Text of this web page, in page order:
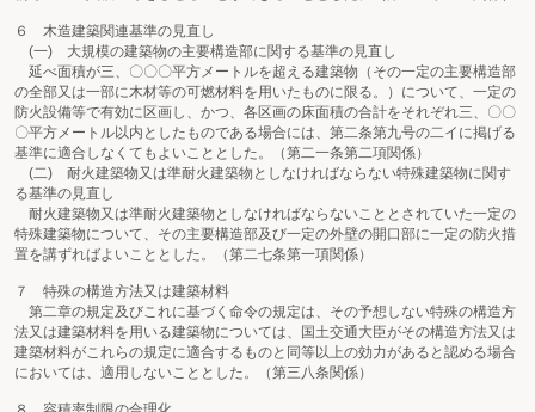
６ 木造建築関連基準の見直し
(一) 大規模の建築物の主要構造部に関する基準の見直し
延べ面積が三、〇〇〇平方メートルを超える建築物（その一定の主要構造部
の全部又は一部に木材等の可燃材料を用いたものに限る。）について、一定の
防火設備等で有効に区画し、かつ、各区画の床面積の合計をそれぞれ三、〇〇
〇平方メートル以内としたものである場合には、第二条第九号の二イに掲げる
基準に適合しなくてもよいこととした。（第二一条第二項関係）
(二) 耐火建築物又は準耐火建築物としなければならない特殊建築物に関す
る基準の見直し
耐火建築物又は準耐火建築物としなければならないこととされていた一定の
特殊建築物について、その主要構造部及び一定の外壁の開口部に一定の防火措
置を講ずればよいこととした。（第二七条第一項関係）
７ 特殊の構造方法又は建築材料
第二章の規定及びこれに基づく命令の規定は、その予想しない特殊の構造方
法又は建築材料を用いる建築物については、国土交通大臣がその構造方法又は
建築材料がこれらの規定に適合するものと同等以上の効力があると認める場合
においては、適用しないこととした。（第三八条関係）